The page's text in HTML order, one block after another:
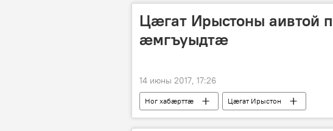
Цæгат Ирыстоны аивтой
æмгъуыдтæ
14 июны 2017, 17:26
Ног хабӕрттӕ Цӕгат Ирыстон